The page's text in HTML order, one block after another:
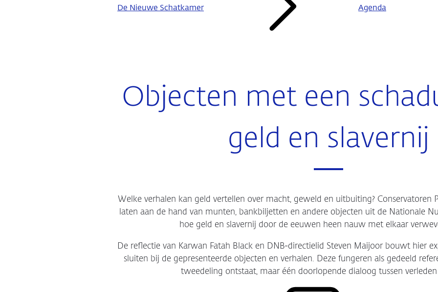
De Nieuwe Schatkamer Agenda
Objecten met een
geld en slavernij
Welke verhalen kan geld vertellen over macht, geweld en uitbuiting? Conservatoren
laten aan de hand van munten, bankbiljetten en andere objecten uit de Nationale
hoe geld en slavernij door de eeuwen heen nauw met elkaar
De reflectie van Karwan Fatah Black en DNB‑directielid Steven Maijoor bouwt hier
sluiten bij de gepresenteerde objecten en verhalen. Deze fungeren als gedeeld
tweedeling ontstaat, maar één doorlopende dialoog tussen